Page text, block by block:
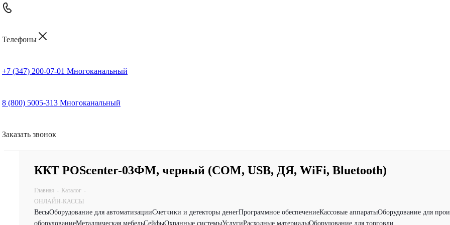
Телефоны
+7 (347) 200-07-01 Многоканальный
8 (800) 5005-313 Многоканальный
Заказать звонок
ККТ POScenter-03ФМ, черный (COM, USB, ДЯ, WiFi, Bluetooth)
Главная - Каталог -
ОНЛАЙН-КАССЫ
ВесыОборудование для автоматизацииСчетчики и детекторы денегПрограммное обеспечениеКассовые аппаратыОборудование для
оборудованиеМеталлическая мебельСейфыОхранные системыУслугиРасходные материалыОборудование для торговли